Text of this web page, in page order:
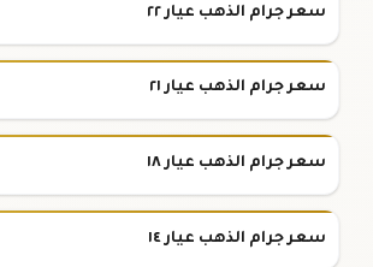
سعر جرام الذهب عيار ٢٢
سعر جرام الذهب عيار ٢١
سعر جرام الذهب عيار ١٨
سعر جرام الذهب عيار ١٤